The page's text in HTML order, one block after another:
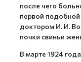
после чего
первой подобной
доктором И. И.
почки свиньи
В марте 1924